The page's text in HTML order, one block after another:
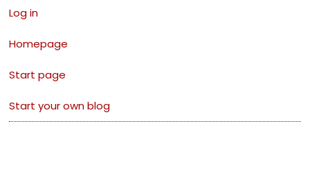
Log in
Homepage
Start page
Start your own blog